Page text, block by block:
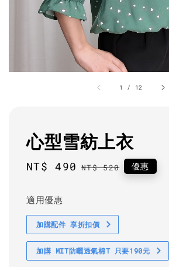
1 / 12
心型雪紡上衣
Sale
NT$ 490 Regular
NT$ 520 優惠
適用優惠
加購配件 享折扣價
加購 MIT防曬透氣棉T 只要190元